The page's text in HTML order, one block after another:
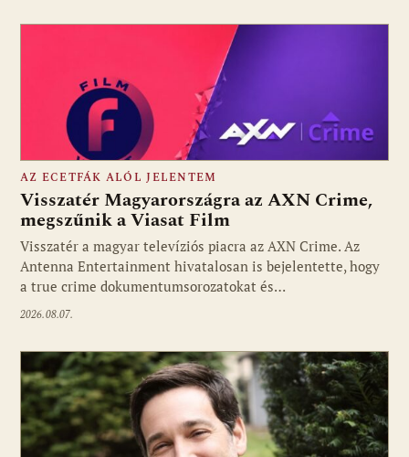
Fotó: media1.hu
AZ ECETFÁK ALÓL JELENTEM
Visszatér Magyarországra az AXN Crime,
megszűnik a Viasat Film
Visszatér a magyar televíziós piacra az AXN Crime. Az
Antenna Entertainment hivatalosan is bejelentette, hogy
a true crime dokumentumsorozatokat és…
2026.08.07.